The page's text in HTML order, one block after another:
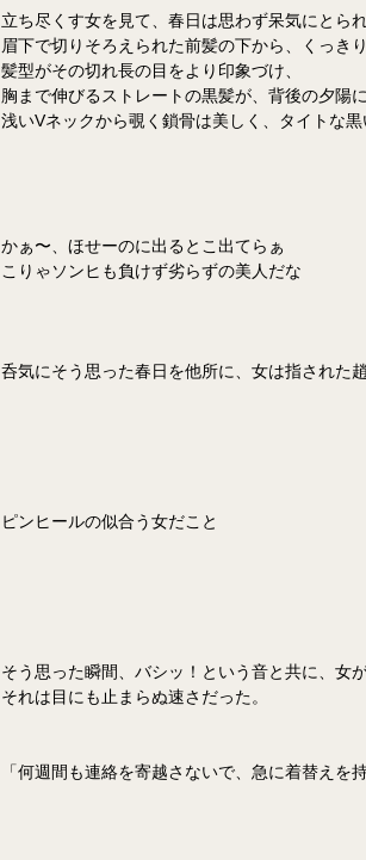
立ち尽くす女を見て、春日は思わず呆気にとられ
眉下で切りそろえられた前髪の下から、くっき
髪型がその切れ長の目をより印象づけ、
胸まで伸びるストレートの黒髪が、背後の夕陽
浅いVネックから覗く鎖骨は美しく、タイトな
かぁ〜、ほせーのに出るとこ出てらぁ
こりゃソンヒも負けず劣らずの美人だな
呑気にそう思った春日を他所に、女は指された
ピンヒールの似合う女だこと
そう思った瞬間、バシッ！という音と共に、女
それは目にも止まらぬ速さだった。
「何週間も連絡を寄越さないで、急に着替え